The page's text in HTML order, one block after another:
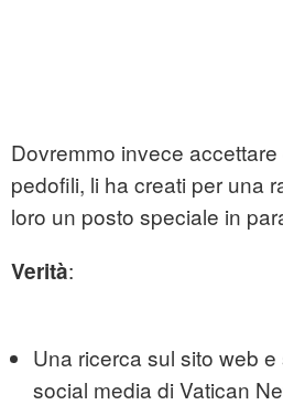
Dovremmo invece
pedofili, li ha creati per una
loro un posto speciale in
Verità:
Una ricerca sul sito web
social media di Vatican